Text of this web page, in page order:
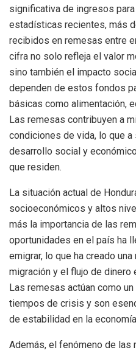
significativa de ingresos
estadísticas recientes, más
recibidos en remesas entre
cifra no solo refleja el valor
sino también el impacto
dependen de estos fondos
básicas como alimentación,
Las remesas contribuyen a
condiciones de vida, lo que a
desarrollo social y
que residen.
La situación actual de
socioeconómicos y altos
más la importancia de las
oportunidades en el país ha
emigrar, lo que ha creado
migración y el flujo de dinero
Las remesas actúan como
tiempos de crisis y son
de estabilidad en la
Además, el fenómeno de las